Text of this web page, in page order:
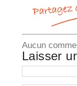
Aucun
Laisser